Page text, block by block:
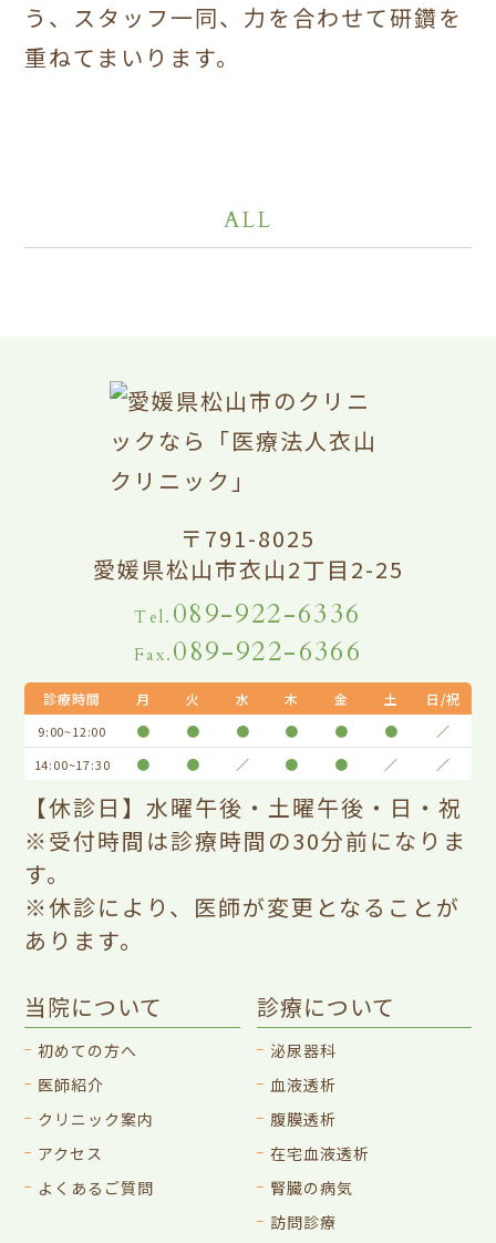
う、スタッフ一同、力を合わせて研鑽を
重ねてまいります。
ALL
〒791-8025
愛媛県松山市衣山2丁目2-25
Tel. 089-922-6336
Fax. 089-922-6366
診療時間 月 火 水 木 金 土 日/祝
9:00~12:00 ● ● ● ● ● ● ／
14:00~17:30 ● ● ／ ● ● ／ ／
【休診日】水曜午後・土曜午後・日・祝
※受付時間は診療時間の30分前になりま
す。
※休診により、医師が変更となることが
あります。
当院について
初めての方へ
医師紹介
クリニック案内
アクセス
よくあるご質問
診療について
泌尿器科
血液透析
腹膜透析
在宅血液透析
腎臓の病気
訪問診療